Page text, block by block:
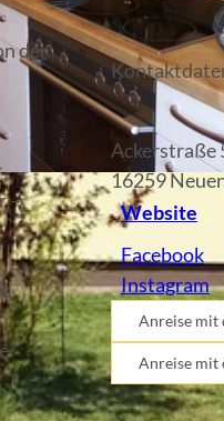
der
–
Ackerstraße
16259
Website
Facebook
Instagram
Anreise mit
Anreise mit